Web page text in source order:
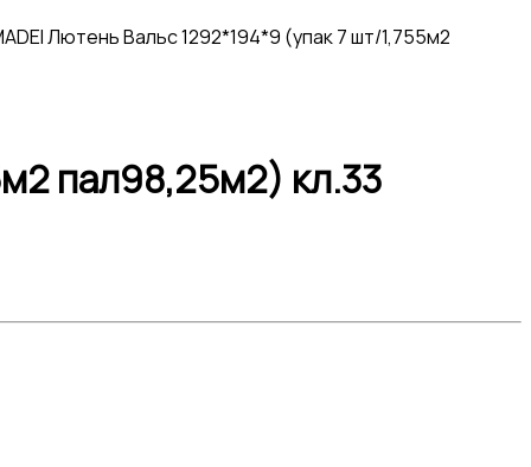
Лютень Вальс 1292*194*9 (упак 7 шт/1,755м2
пал98,25м2) кл.33